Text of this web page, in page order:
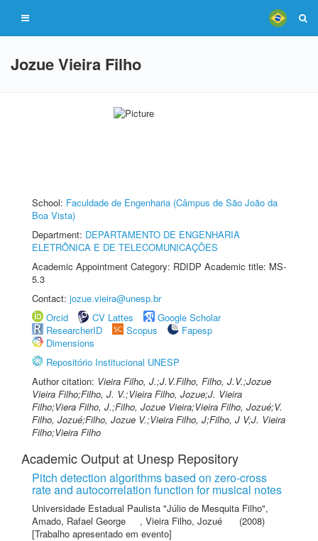
Jozue Vieira Filho
School: Faculdade de Engenharia (Câmpus de São João da
Boa Vista)
Department: DEPARTAMENTO DE ENGENHARIA
ELETRÔNICA E DE TELECOMUNICAÇÕES
Academic Appointment Category: RDIDP Academic title: MS-
5.3
Contact: jozue.vieira@unesp.br
Orcid
CV Lattes
Google Scholar
ResearcherID
Scopus
Fapesp
Dimensions
Repositório Institucional UNESP
Author citation: Vieira Filho, J.;J.V.Filho, Filho, J.V.;Jozue
Vieira Filho;Filho, J. V.;Vieira Filho, Jozue;J. Vieira
Filho;Viera Filho, J.;Filho, Jozue Vieira;Vieira Filho, Jozué;V.
Filho, Jozué;Filho, Jozue V.;Vieira Filho, J;Filho, J V;J. Vieira
Filho;Vieira Filho
Academic Output at Unesp Repository
Pitch detection algorithms based on zero-cross
rate and autocorrelation function for musical notes
Universidade Estadual Paulista "Júlio de Mesquita Filho",
Amado, Rafael George
, Vieira Filho, Jozué
(2008)
[Trabalho apresentado em evento]